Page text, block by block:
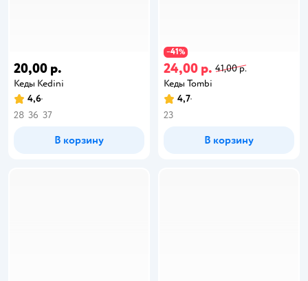
20,00 р.
Кеды Kedini
4,6
28 36 37
В корзину
−41%
24,00 р. 41,00 р.
Кеды Tombi
4,7
23
В корзину